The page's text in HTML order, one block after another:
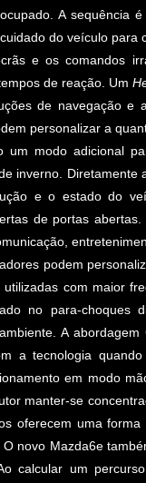
A sequência
do veículo para
e os comandos
de reação. Um
de navegação
personalizar a
um modo adicional
inverno.
e o estado do
de portas
podem
utilizadas com maior
no para-choques
A
a tecnologia
em modo
manter-se
oferecem uma
novo Mazda6e
calcular um